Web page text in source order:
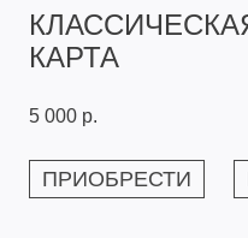
КАРТА
5 000 р.
ПРИОБРЕСТИ